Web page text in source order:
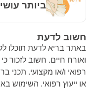
חשוב לדעת
באתר בריא לדעת תוכלו
ואורח חיים. חשוב לזכור
רפואי ו/או מקצועי. תכני
או ייעוץ רפואי. השימוש
ביותר